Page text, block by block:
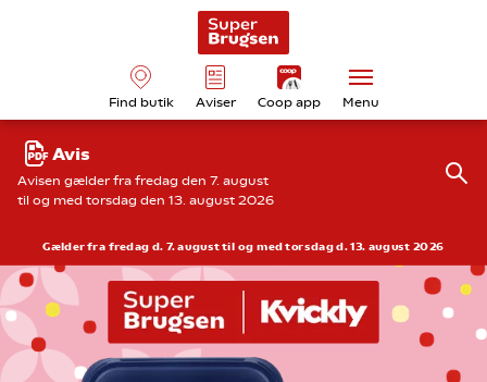
Find butik Aviser Coop app Menu
Avis
Avisen gælder fra fredag den 7. august
til og med torsdag den 13. august 2026
Gælder fra fredag d. 7. august til og med torsdag d. 13. august 2026